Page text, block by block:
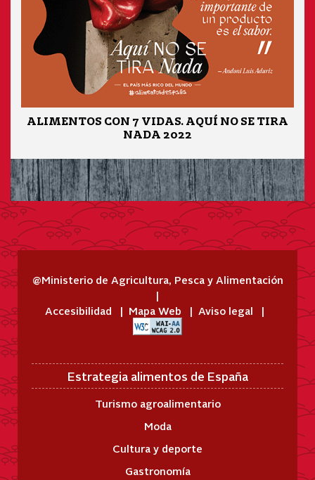
ALIMENTOS CON 7 VIDAS. AQUÍ NO SE TIRA
NADA 2022
@Ministerio de Agricultura, Pesca y Alimentación
Accesibilidad Mapa Web Aviso legal
Estrategia alimentos de España
Turismo agroalimentario
Moda
Cultura y deporte
Gastronomía